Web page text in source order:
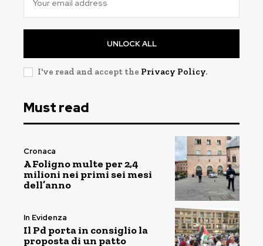
UNLOCK ALL
I've read and accept the Privacy Policy.
Must read
Cronaca
A Foligno multe per 2,4
milioni nei primi sei mesi
dell’anno
In Evidenza
Il Pd porta in consiglio la
proposta di un patto